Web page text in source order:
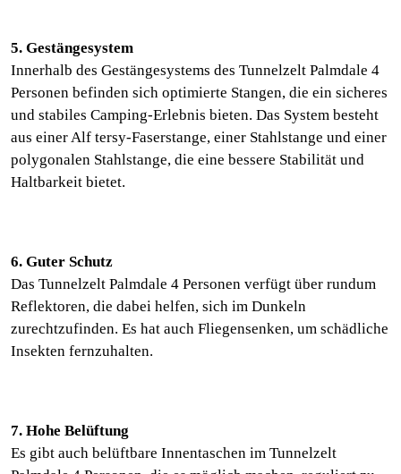
5. Gestängesystem
Innerhalb des Gestängesystems des Tunnelzelt Palmdale 4
Personen befinden sich optimierte Stangen, die ein sicheres
und stabiles Camping-Erlebnis bieten. Das System besteht
aus einer Alf tersy-Faserstange, einer Stahlstange und einer
polygonalen Stahlstange, die eine bessere Stabilität und
Haltbarkeit bietet.
6. Guter Schutz
Das Tunnelzelt Palmdale 4 Personen verfügt über rundum
Reflektoren, die dabei helfen, sich im Dunkeln
zurechtzufinden. Es hat auch Fliegensenken, um schädliche
Insekten fernzuhalten.
7. Hohe Belüftung
Es gibt auch belüftbare Innentaschen im Tunnelzelt